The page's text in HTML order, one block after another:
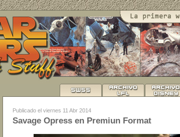
Publicado el viernes 11 Abr 2014
Savage Opress en Premiun Format